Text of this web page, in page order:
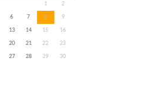
1
2
6 7 8
9
13 14 15
16
20 21 22
23
27 28 29
30